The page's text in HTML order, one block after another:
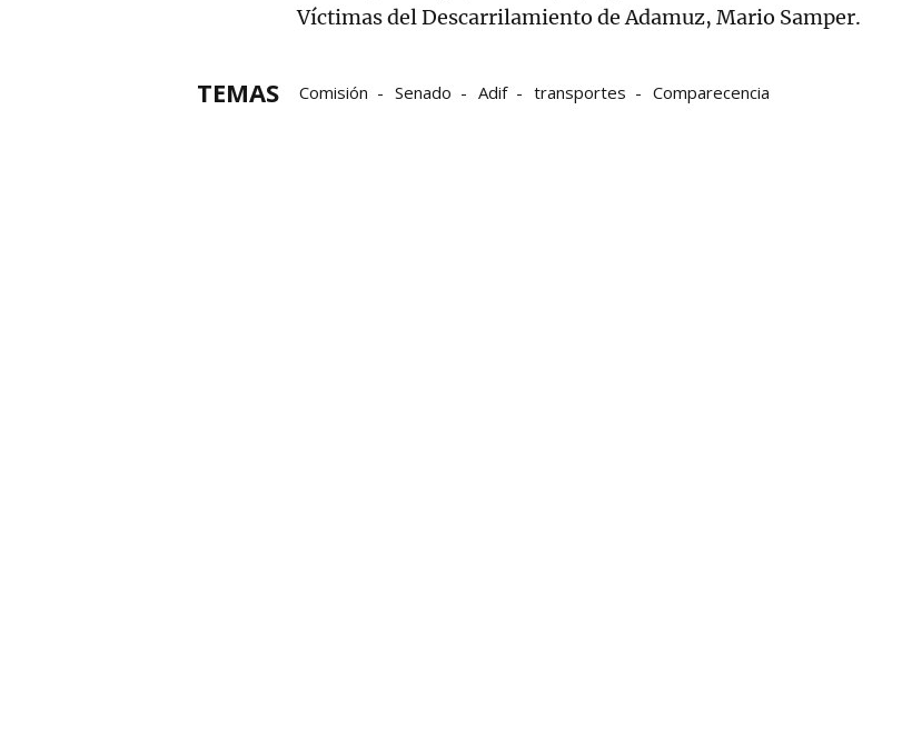
Víctimas del Descarrilamiento de Adamuz, Mario Samper.
TEMAS Comisión Senado Adif transportes Comparecencia